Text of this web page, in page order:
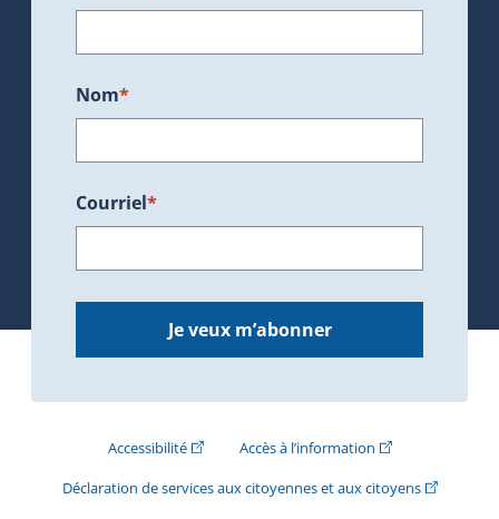
Nom*
Courriel*
Je veux m’abonner
Accessibilité(Cet hyperlien externe s'ouvrira dans une
Accès à l’information(Cet hyperlien
Déclaration de services aux citoyennes et aux citoyens(Cet